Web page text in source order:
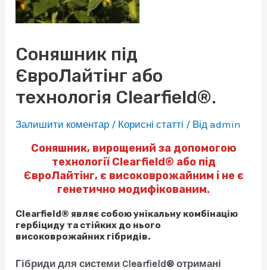
Соняшник під
ЄвроЛайтінг або
технологія Clearfield®.
Залишити коментар / Корисні статті / Відadmin
Соняшник, вирощений за допомогою
технології Clearfield® або під
ЄвроЛайтінг, є високоврожайним і не є
генетично модифікованим.
Clearfield® являє собою унікальну комбінацію
гербіциду та стійких до нього
високоврожайних гібридів.
Гібриди для системи Clearfield® отримані